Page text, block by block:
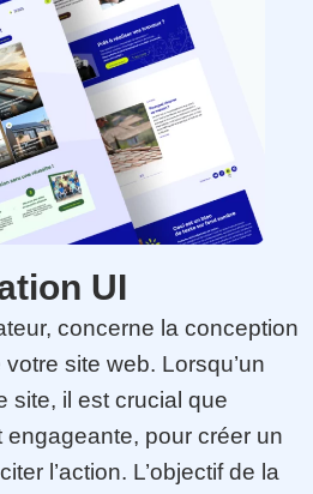
UI
concerne la conception
site web. Lorsqu’un
site, il est crucial que
engageante, pour créer un
l’action. L’objectif de la